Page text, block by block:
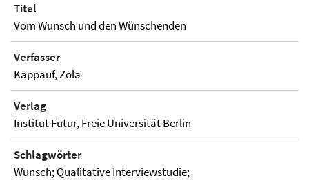
Titel
Vom Wunsch und den Wünschenden
Verfasser
Kappauf, Zola
Verlag
Institut Futur, Freie Universität Berlin
Schlagwörter
Wunsch; Qualitative Interviewstudie;